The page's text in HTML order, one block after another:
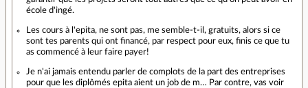
école d'ingé.
Les cours à l'epita, ne sont pas, me semble-t-il, gratuits, alors si ce
sont tes parents qui ont financé, par respect pour eux, finis ce que tu
as commencé à leur faire payer!
Je n'ai jamais entendu parler de complots de la part des entreprises
pour que les diplômés epita aient un job de m… Par contre, vas voir